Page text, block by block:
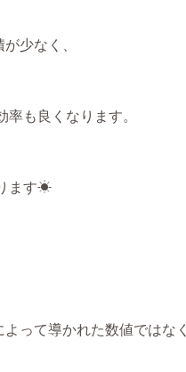
少なく、
も良くなります。
ます☀
って導かれた数値ではなく